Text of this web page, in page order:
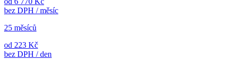
bez DPH / měsíc
25 měsíců
od 223 Kč
bez DPH / den